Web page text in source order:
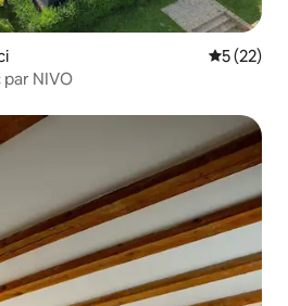
5 (22)
par NIVO